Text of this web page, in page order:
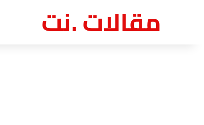
مقالات .نت